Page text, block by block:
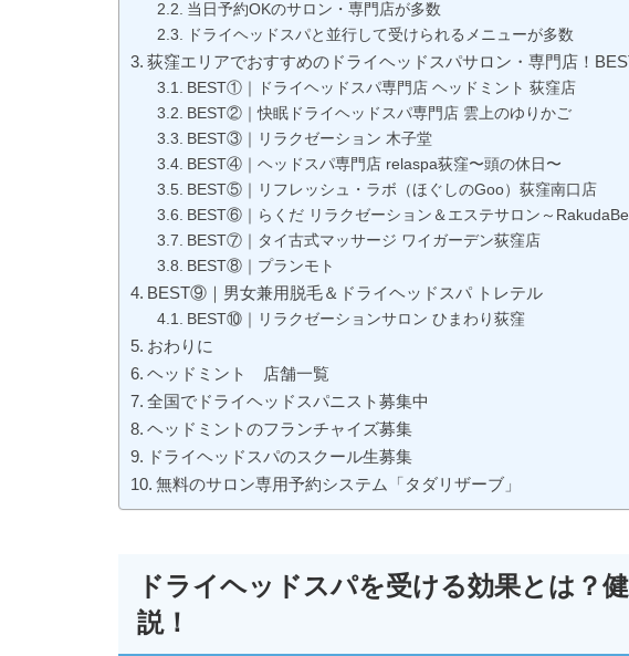
当日予約OKのサロン・専門店が多数
ドライヘッドスパと並行して受けられるメニューが多数
荻窪エリアでおすすめのドライヘッドスパサロン・専門店！
BEST①｜ドライヘッドスパ専門店 ヘッドミント 荻窪店
BEST②｜快眠ドライヘッドスパ専門店 雲上のゆりかご
BEST③｜リラクゼーション 木子堂
BEST④｜ヘッドスパ専門店 relaspa荻窪〜頭の休日〜
BEST⑤｜リフレッシュ・ラボ（ほぐしのGoo）荻窪南口店
BEST⑥｜らくだ リラクゼーション＆エステサロン～
BEST⑦｜タイ古式マッサージ ワイガーデン荻窪店
BEST⑧｜プランモト
BEST⑨｜男女兼用脱毛＆ドライヘッドスパ トレテル
BEST⑩｜リラクゼーションサロン ひまわり荻窪
おわりに
ヘッドミント 店舗一覧
全国でドライヘッドスパニスト募集中
ヘッドミントのフランチャイズ募集
ドライヘッドスパのスクール生募集
無料のサロン専用予約システム「タダリザーブ」
ドライヘッドスパを受ける効果とは？
説！